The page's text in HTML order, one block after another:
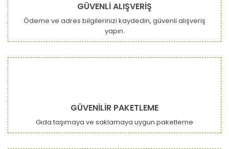
GÜVENLİ ALIŞVERİŞ
Ödeme ve adres bilgilerinizi kaydedin, güvenli alışveriş
yapın.
GÜVENİLİR PAKETLEME
Gıda taşımaya ve saklamaya uygun paketleme